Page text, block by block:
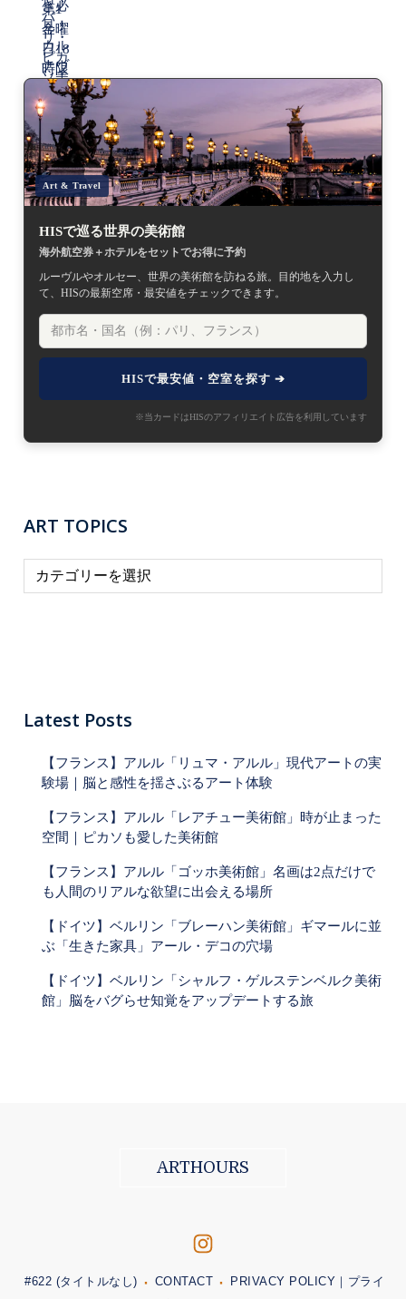
Art & Travel
HISで巡る世界の美術館
海外航空券＋ホテルをセットでお得に予約
ルーヴルやオルセー、世界の美術館を訪ねる旅。目的地を入力し
て、HISの最新空席・最安値をチェックできます。
HISで最安値・空室を探す ➔
※当カードはHISのアフィリエイト広告を利用しています
ART TOPICS
R
ILatest Posts
【フランス】アルル「リュマ・アルル」現代アートの実
験場｜脳と感性を揺さぶるアート体験
【フランス】アルル「レアチュー美術館」時が止まった
空間｜ピカソも愛した美術館
【フランス】アルル「ゴッホ美術館」名画は2点だけで
も人間のリアルな欲望に出会える場所
【ドイツ】ベルリン「ブレーハン美術館」ギマールに並
ぶ「生きた家具」アール・デコの穴場
【ドイツ】ベルリン「シャルフ・ゲルステンベルク美術
館」脳をバグらせ知覚をアップデートする旅
ARTHOURS
#622 (タイトルなし) CONTACT
PRIVACY POLICY｜プライ